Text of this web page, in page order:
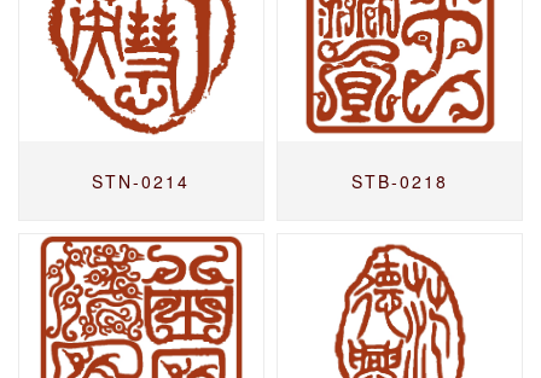
STN-0214 STB-0218